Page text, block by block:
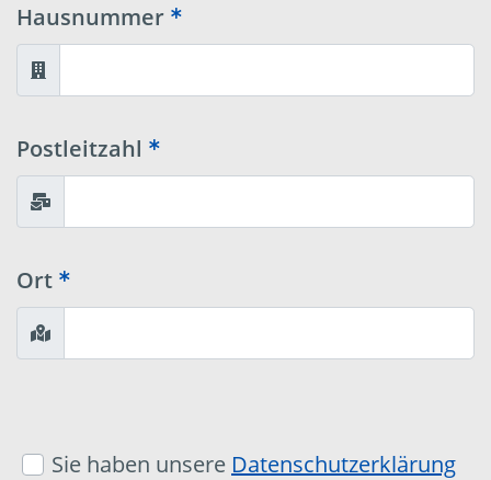
Hausnummer
Postleitzahl
Ort
Sie haben unsere Datenschutzerklärung